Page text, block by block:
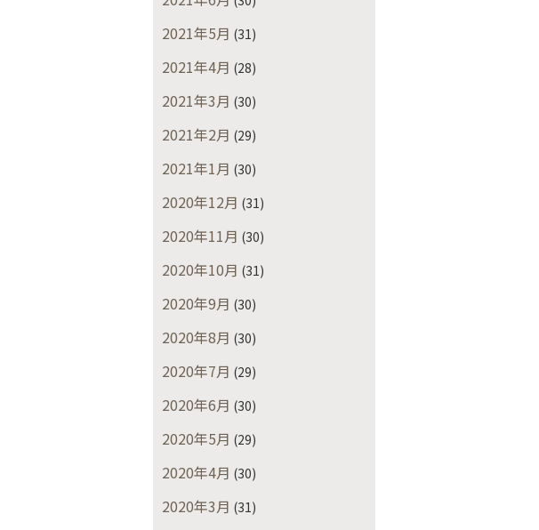
2021年5月 (31)
2021年4月 (28)
2021年3月 (30)
2021年2月 (29)
2021年1月 (30)
2020年12月 (31)
2020年11月 (30)
2020年10月 (31)
2020年9月 (30)
2020年8月 (30)
2020年7月 (29)
2020年6月 (30)
2020年5月 (29)
2020年4月 (30)
2020年3月 (31)